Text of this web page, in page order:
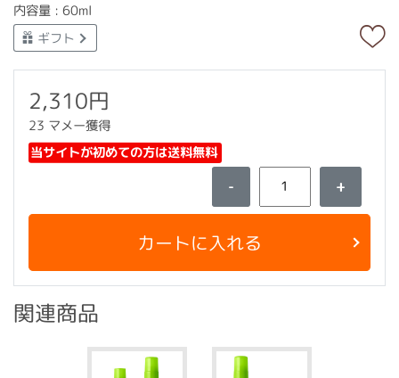
内容量 : 60ml
ギフト
2,310円
23 マメー獲得
当サイトが初めての方は送料無料
- +
カートに入れる
関連商品